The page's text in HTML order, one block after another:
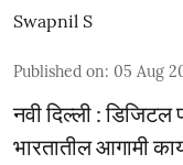
Swapnil S
Published on: 05 Aug
नवी दिल्ली :
भारतातील आगामी